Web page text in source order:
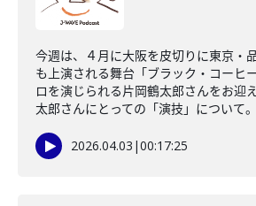
今週は、４月に大阪を皮切りに東京・
も上演される舞台「ブラック・コーヒ
ロを演じられる片岡鶴太郎さんをお迎
太郎さんにとっての「演技」について
2026.04.03 |00:17:25